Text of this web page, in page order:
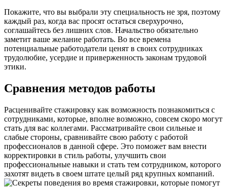
Покажите, что вы выбрали эту специальность не зря, поэтому
каждый раз, когда вас просят остаться сверхурочно,
соглашайтесь без лишних слов. Начальство обязательно
заметит ваше желание работать. Во все времена
потенциальные работодатели ценят в своих сотрудниках
трудолюбие, усердие и приверженность законам трудовой
этики.
Сравнения методов работы
Расценивайте стажировку как возможность познакомиться с
сотрудниками, которые, вполне возможно, совсем скоро могут
стать для вас коллегами. Рассматривайте свои сильные и
слабые стороны, сравнивайте свою работу с работой
профессионалов в данной сфере. Это поможет вам внести
корректировки в стиль работы, улучшить свои
профессиональные навыки и стать тем сотрудником, которого
захотят видеть в своем штате целый ряд крупных компаний.